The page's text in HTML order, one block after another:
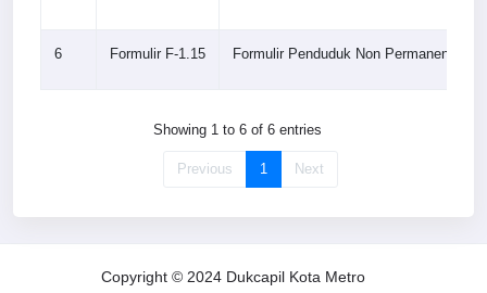
6 Formulir F-1.15 Formulir Penduduk Non Permanen
Showing 1 to 6 of 6 entries
Previous 1 Next
Copyright © 2024 Dukcapil Kota Metro